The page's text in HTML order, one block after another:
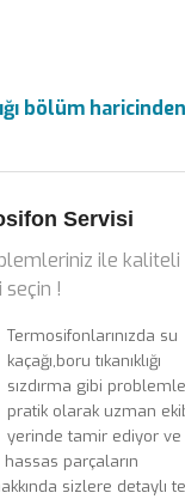
bölüm
Servisi
ile kaliteli
!
Termosifonlarınızda su
kaçağı,boru tıkanıklığı
sızdırma gibi
pratik olarak uzman
yerinde tamir ediyor ve
parçaların
sizlere detaylı